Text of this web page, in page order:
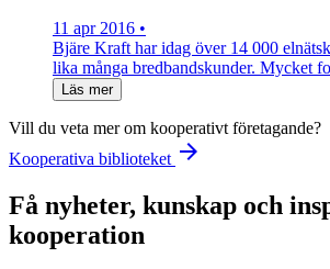
11 apr 2016 •
Bjäre Kraft har idag över 14 000
lika många bredbandskunder. Mycket
Läs mer
Vill du veta mer om kooperativt företagande?
Kooperativa biblioteket arrow_forward
Få nyheter, kunskap och
kooperation